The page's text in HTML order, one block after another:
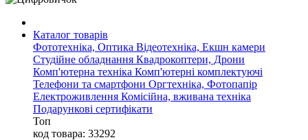
Каталог товарів
Фототехніка, Оптика Відеотехніка, Екшн камери
Студійне обладнання Квадрокоптери, Дрони
Комп'ютерна техніка Комп'ютерні комплектуючі
Телефони та смартфони Оргтехніка, Фотопапір
Електроживлення Комісійна, вживана техніка
Подарункові сертифікати
Топ
код товара: 33292